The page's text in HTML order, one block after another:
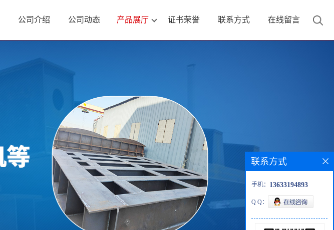
公司介绍 公司动态 产品展厅 证书荣誉 联系方式 在线留言
联系方式
手机： 13633194893
Q Q：